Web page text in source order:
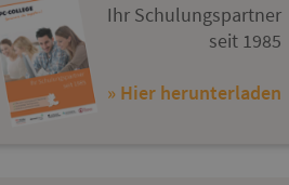
Ihr Schulungspartner
seit 1985
» Hier herunterladen